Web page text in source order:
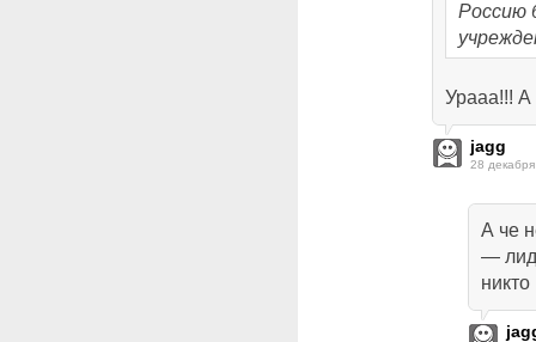
Россию
Урааа!!! А
jagg
28
А че
—